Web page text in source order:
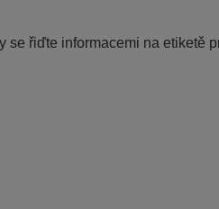
se řiďte informacemi na etiketě